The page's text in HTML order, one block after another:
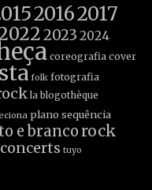
20162017
2023 2024
coreografia cover
folk fotografia
la blogothèque
plano sequência
e branco rock
tuyo